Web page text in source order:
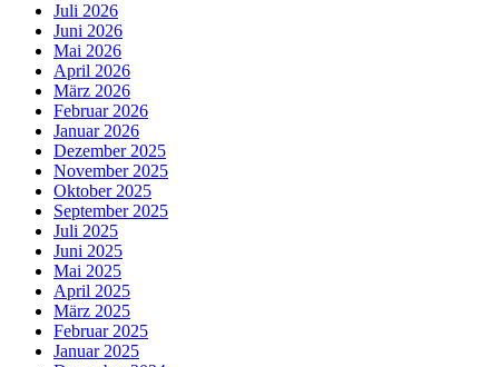
Juli 2026
Juni 2026
Mai 2026
April 2026
März 2026
Februar 2026
Januar 2026
Dezember 2025
November 2025
Oktober 2025
September 2025
Juli 2025
Juni 2025
Mai 2025
April 2025
März 2025
Februar 2025
Januar 2025